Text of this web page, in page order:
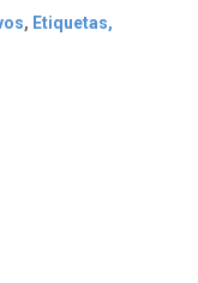
, Etiquetas,